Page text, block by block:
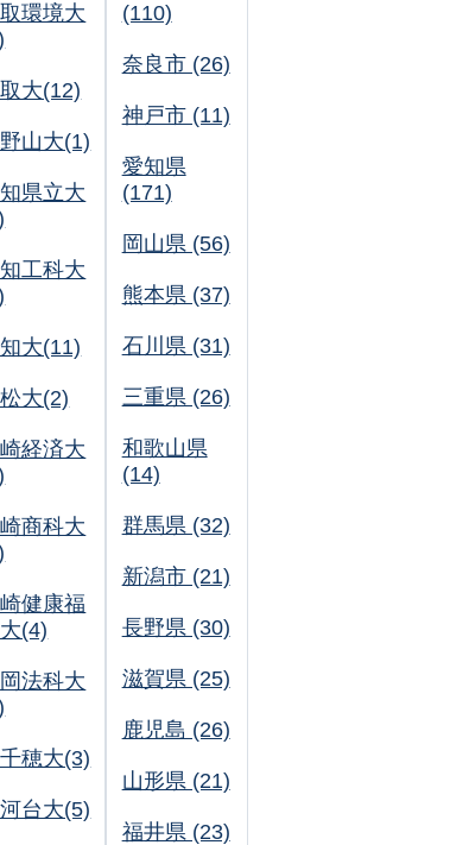
環境大
大(12)
山大(1)
県立大
工科大
大(11)
大(2)
経済大
商科大
健康福
(4)
法科大
穂大(3)
台大(5)
(110)
奈良市 (26)
神戸市 (11)
愛知県
(171)
岡山県 (56)
熊本県 (37)
石川県 (31)
三重県 (26)
和歌山県
(14)
群馬県 (32)
新潟市 (21)
長野県 (30)
滋賀県 (25)
鹿児島 (26)
山形県 (21)
福井県 (23)